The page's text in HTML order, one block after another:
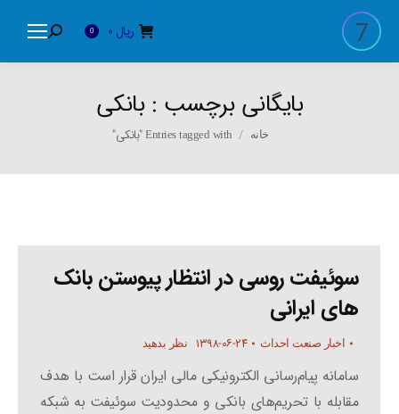
ریال 0
Search:
بایگانی برچسب :بانکی
You are here:
خانه Entries tagged with "بانکی"
سوئیفت روسی در انتظار پیوستن بانک
های ایرانی
اخبار صنعت احداث ۱۳۹۸-۰۶-۲۴ نظر بدهید
سامانه پیام‌رسانی الکترونیکی مالی ایران قرار است با هدف
مقابله با تحریم‌های بانکی و محدودیت سوئیفت به شبکه